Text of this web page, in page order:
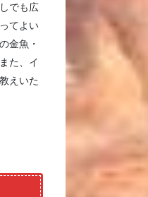
でも広
てよい
金魚・
た、イ
えいた